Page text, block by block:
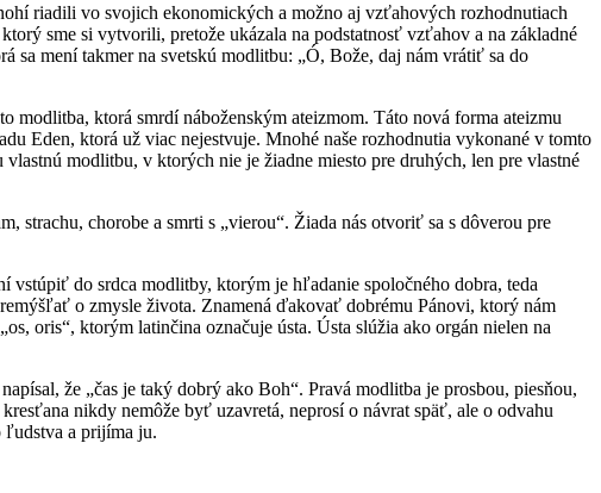
riadili vo svojich ekonomických a možno aj vzťahových rozhodnutiach
sme si vytvorili, pretože ukázala na podstatnosť vzťahov a na základné
sa mení takmer na svetskú modlitbu: „Ó, Bože, daj nám vrátiť sa do
modlitba, ktorá smrdí náboženským ateizmom. Táto nová forma ateizmu
Eden, ktorá už viac nejestvuje. Mnohé naše rozhodnutia vykonané v tomto
modlitbu, v ktorých nie je žiadne miesto pre druhých, len pre vlastné
strachu, chorobe a smrti s „vierou“. Žiada nás otvoriť sa s dôverou pre
vstúpiť do srdca modlitby, ktorým je hľadanie spoločného dobra, teda
o zmysle života. Znamená ďakovať dobrému Pánovi, ktorý nám
oris“, ktorým latinčina označuje ústa. Ústa slúžia ako orgán nielen na
že „čas je taký dobrý ako Boh“. Pravá modlitba je prosbou, piesňou,
nikdy nemôže byť uzavretá, neprosí o návrat späť, ale o odvahu
ľudstva a prijíma ju.